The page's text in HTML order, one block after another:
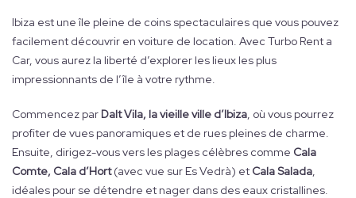
Ibiza est une île pleine de coins spectaculaires que vous pouvez
facilement découvrir en voiture de location. Avec Turbo Rent a
Car, vous aurez la liberté d’explorer les lieux les plus
impressionnants de l’île à votre rythme.
Commencez par Dalt Vila, la vieille ville d’Ibiza , où vous pourrez
profiter de vues panoramiques et de rues pleines de charme.
Ensuite, dirigez-vous vers les plages célèbres comme Cala
Comte, Cala d’Hort(avec vue sur Es Vedrà) et Cala Salada
idéales pour se détendre et nager dans des eaux cristallines.